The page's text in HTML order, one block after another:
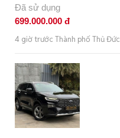
Đã sử dụng
699.000.000 đ
4 giờ trước Thành phố Thủ Đức